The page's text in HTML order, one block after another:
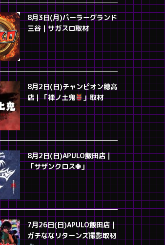
8月3日(月)パーラーグランド
三谷｜サガスロ取材
8月2日(日)チャンピオン穂高
店｜「禅ノ土鬼
」取材
8月2日(日)APULO飯田店｜
「サザンクロス✙」
7月26日(日)APULO飯田店｜
ガチななリターンズ撮影取材